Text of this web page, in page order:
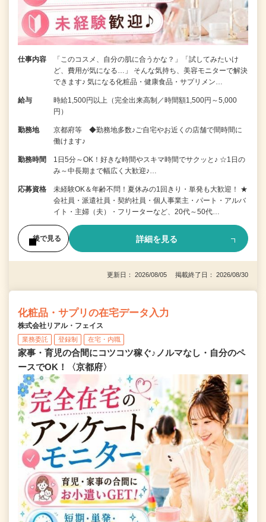
仕事内容
「このコスメ、自分の肌に合うかな？」「試してみたいけ
ど、費用が気になる…」 そんな気持ち、美容モニターで解決
できます♪ 気になる化粧品・健康食品・サプリメン…
給与
時給1,500円以上（完全出来高制／時間額1,500円～5,000
円）
勤務地
京都府等 ◆勤務地多数♪ご自宅やお近くの店舗で間時間に
働けます♪
勤務時間
1日5分～OK！好きな時間やスキマ時間でサクッと♪ ☆1日の
み～中長期まで幅広く大歓迎♪…
応募資格
未経験OK＆年齢不問！夏休みの1回きり・単発も大歓迎！ ★
会社員・派遣社員・契約社員・個人事業主・パート・アルバ
イト・主婦（夫）・フリーターなど、20代～50代…
後で見る 詳細を見る
更新日： 2026/08/05 掲載終了日： 2026/08/30
化粧品・サプリの在宅データ入力
株式会社リアル・フェイス
業務委託 登録制 在宅・内職
家事・育児の合間にコツコツ稼ぐ♪ノルマなし・自分のペ
ースでOK！〈京都府〉